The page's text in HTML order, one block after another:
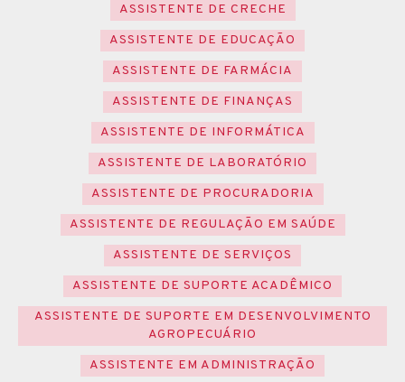
ASSISTENTE DE CRECHE
ASSISTENTE DE EDUCAÇÃO
ASSISTENTE DE FARMÁCIA
ASSISTENTE DE FINANÇAS
ASSISTENTE DE INFORMÁTICA
ASSISTENTE DE LABORATÓRIO
ASSISTENTE DE PROCURADORIA
ASSISTENTE DE REGULAÇÃO EM SAÚDE
ASSISTENTE DE SERVIÇOS
ASSISTENTE DE SUPORTE ACADÊMICO
ASSISTENTE DE SUPORTE EM DESENVOLVIMENTO
AGROPECUÁRIO
ASSISTENTE EM ADMINISTRAÇÃO